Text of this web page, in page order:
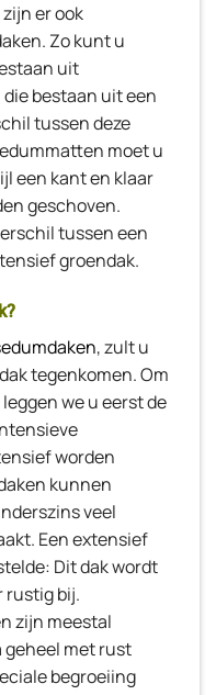
er ook
Zo kunt u
uit
bestaan uit een
tussen deze
moet u
een kant en klaar
geschoven.
tussen een
groendak.
, zult u
tegenkomen. Om
we u eerst de
worden
kunnen
veel
Een extensief
Dit dak wordt
rustig bij.
zijn meestal
geheel met rust
begroeiing